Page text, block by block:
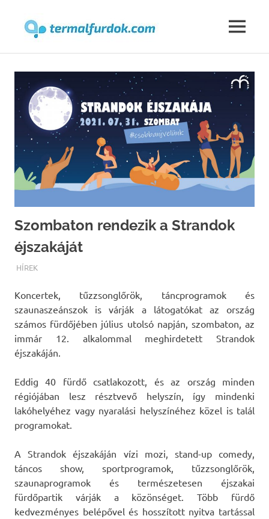
content
MENU
Szombaton rendezik a Strandok
éjszakáját
TERMALFURDOK.COM
HÍREK
Koncertek, tűzzsonglőrök, táncprogramok és
szaunaszeánszok is várják a látogatókat az ország
számos fürdőjében július utolsó napján, szombaton, az
immár 12. alkalommal meghirdetett Strandok
éjszakáján.
Eddig 40 fürdő csatlakozott, és az ország minden
régiójában lesz résztvevő helyszín, így mindenki
lakóhelyéhez vagy nyaralási helyszínéhez közel is talál
programokat.
A Strandok éjszakáján vízi mozi, stand-up comedy,
táncos show, sportprogramok, tűzzsonglőrök,
szaunaprogramok és természetesen éjszakai
fürdőpartik várják a közönséget. Több fürdő
kedvezményes belépővel és hosszított nyitva tartással